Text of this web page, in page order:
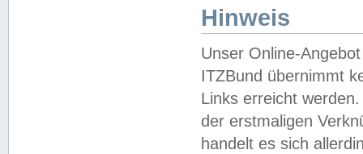
Hinweis
Unser Online-
ITZBund übernimmt
Links erreicht
der erstmaligen
handelt es sich